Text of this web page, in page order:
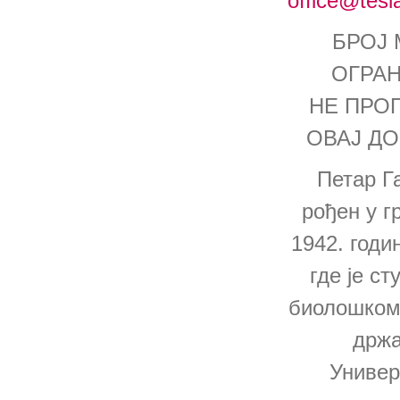
БРОЈ
НЕ
ОВАЈ
Петар
рођен у
1942.
где је